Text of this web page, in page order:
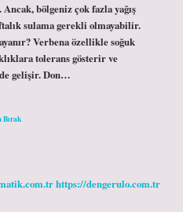
Ancak, bölgeniz çok fazla yağış
sulama gerekli olmayabilir.
Verbena özellikle soğuk
tolerans gösterir ve
gelişir. Don…
Bırak
https://dengerulo.com.tr